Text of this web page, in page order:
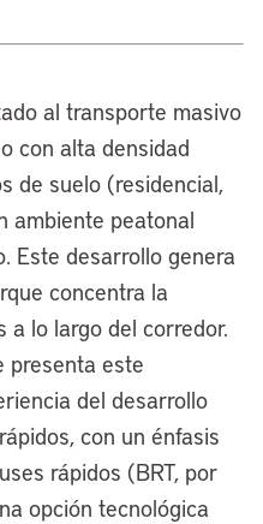
al transporte masivo
con alta densidad
de suelo (residencial,
ambiente peatonal
Este desarrollo genera
concentra la
a lo largo del corredor.
presenta este
del desarrollo
con un énfasis
rápidos (BRT, por
opción tecnológica